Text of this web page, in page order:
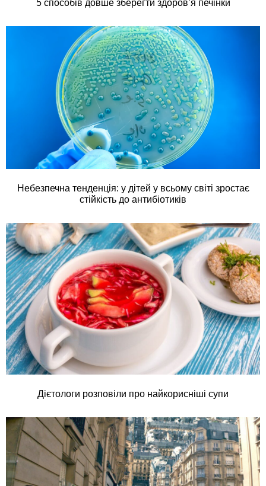
5 способів довше зберегти здоров’я печінки
Небезпечна тенденція: у дітей у всьому світі зростає
стійкість до антибіотиків
Дієтологи розповіли про найкорисніші супи